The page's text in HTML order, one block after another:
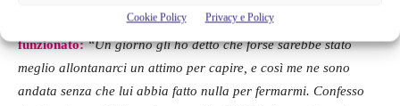
Cookie Policy Privacy e Policy
cercare di ottenere una reazione, ma la tattica non ha
funzionato: “Un giorno gli ho detto che forse sarebbe stato
meglio allontanarci un attimo per capire, e così me ne sono
andata senza che lui abbia fatto nulla per fermarmi. Confesso